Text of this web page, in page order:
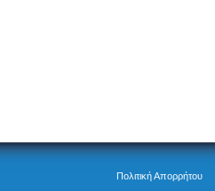
Πολιτική Απορρήτου